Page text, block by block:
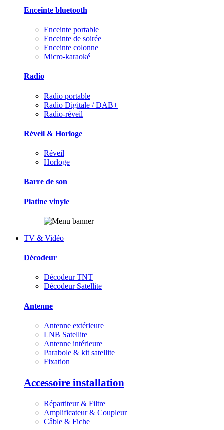
Enceinte bluetooth
Enceinte portable
Enceinte de soirée
Enceinte colonne
Micro-karaoké
Radio
Radio portable
Radio Digitale / DAB+
Radio-réveil
Réveil & Horloge
Réveil
Horloge
Barre de son
Platine vinyle
TV & Vidéo
Décodeur
Décodeur TNT
Décodeur Satellite
Antenne
Antenne extérieure
LNB Satellite
Antenne intérieure
Parabole & kit satellite
Fixation
Accessoire installation
Répartiteur & Filtre
Amplificateur & Coupleur
Câble & Fiche